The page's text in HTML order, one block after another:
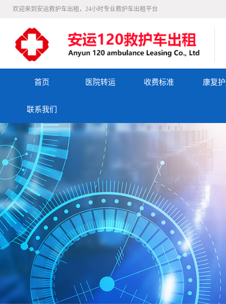
欢迎来到安运救护车出租，24小时专业救护车出租平台
首页 医院转运 收费标准 康复
联系我们